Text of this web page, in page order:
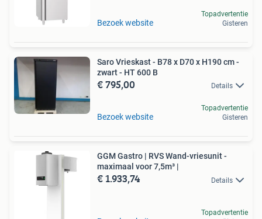
Bezoek website
Topadvertentie
Gisteren
Saro Vrieskast - B78 x D70 x H190 cm -
zwart - HT 600 B
€ 795,00 Details
Bezoek website
Topadvertentie
Gisteren
GGM Gastro | RVS Wand-vriesunit -
maximaal voor 7,5m³ |
€ 1.933,74 Details
Topadvertentie